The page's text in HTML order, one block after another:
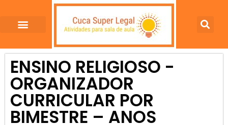
ENSINO RELIGIOSO -
ORGANIZADOR
CURRICULAR POR
BIMESTRE – ANOS